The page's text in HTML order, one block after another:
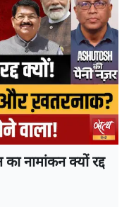
नामांकन क्यों रद्द